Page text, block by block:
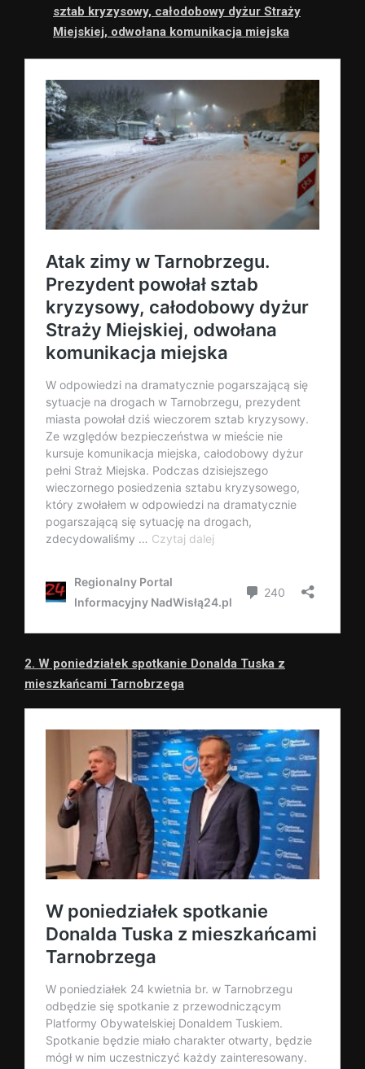
sztab kryzysowy, całodobowy dyżur Straży
Miejskiej, odwołana komunikacja miejska
2. W poniedziałek spotkanie Donalda Tuska z
mieszkańcami Tarnobrzega